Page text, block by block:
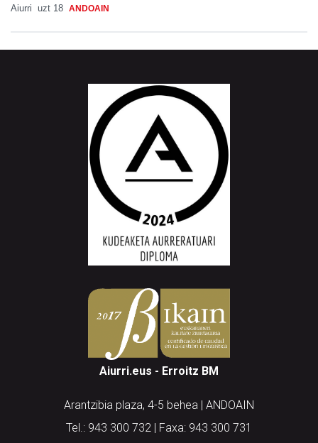
Aiurri uzt 18 ANDOAIN
Aiurri.eus - Erroitz BM
Arantzibia plaza, 4-5 behea | ANDOAIN
Tel.: 943 300 732 | Faxa: 943 300 731